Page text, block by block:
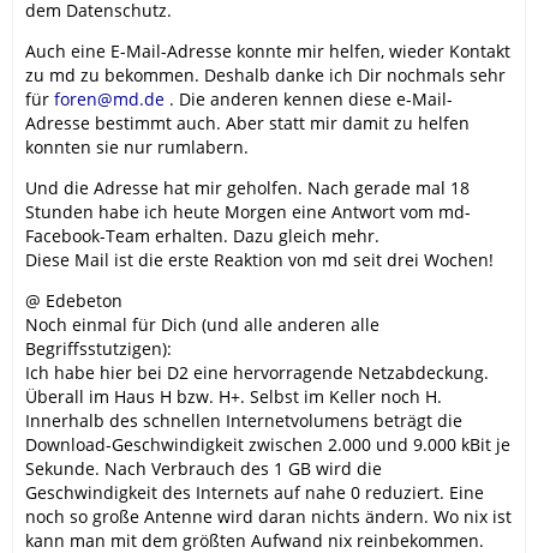
dem Datenschutz.
Auch eine E-Mail-Adresse konnte mir helfen, wieder Kontakt
zu md zu bekommen. Deshalb danke ich Dir nochmals sehr
für foren@md.de . Die anderen kennen diese e-Mail-
Adresse bestimmt auch. Aber statt mir damit zu helfen
konnten sie nur rumlabern.
Und die Adresse hat mir geholfen. Nach gerade mal 18
Stunden habe ich heute Morgen eine Antwort vom md-
Facebook-Team erhalten. Dazu gleich mehr.
Diese Mail ist die erste Reaktion von md seit drei Wochen!
@ Edebeton
Noch einmal für Dich (und alle anderen alle
Begriffsstutzigen):
Ich habe hier bei D2 eine hervorragende Netzabdeckung.
Überall im Haus H bzw. H+. Selbst im Keller noch H.
Innerhalb des schnellen Internetvolumens beträgt die
Download-Geschwindigkeit zwischen 2.000 und 9.000 kBit je
Sekunde. Nach Verbrauch des 1 GB wird die
Geschwindigkeit des Internets auf nahe 0 reduziert. Eine
noch so große Antenne wird daran nichts ändern. Wo nix ist
kann man mit dem größten Aufwand nix reinbekommen.